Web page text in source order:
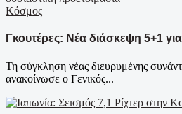
Κόσμος
Γκουτέρες: Νέα διάσκεψη 5+1
Τη σύγκληση νέας διευρυμένης
ανακοίνωσε ο Γενικός...